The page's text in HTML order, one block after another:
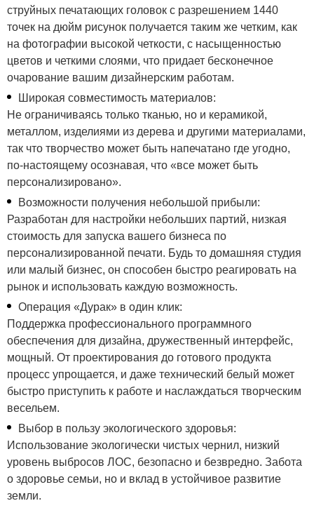
струйных печатающих головок с разрешением 1440
точек на дюйм рисунок получается таким же четким, как
на фотографии высокой четкости, с насыщенностью
цветов и четкими слоями, что придает бесконечное
очарование вашим дизайнерским работам.
Широкая совместимость материалов:
Не ограничиваясь только тканью, но и керамикой,
металлом, изделиями из дерева и другими материалами,
так что творчество может быть напечатано где угодно,
по-настоящему осознавая, что «все может быть
персонализировано».
Возможности получения небольшой прибыли:
Разработан для настройки небольших партий, низкая
стоимость для запуска вашего бизнеса по
персонализированной печати. Будь то домашняя студия
или малый бизнес, он способен быстро реагировать на
рынок и использовать каждую возможность.
Операция «Дурак» в один клик:
Поддержка профессионального программного
обеспечения для дизайна, дружественный интерфейс,
мощный. От проектирования до готового продукта
процесс упрощается, и даже технический белый может
быстро приступить к работе и наслаждаться творческим
весельем.
Выбор в пользу экологического здоровья:
Использование экологически чистых чернил, низкий
уровень выбросов ЛОС, безопасно и безвредно. Забота
о здоровье семьи, но и вклад в устойчивое развитие
земли.